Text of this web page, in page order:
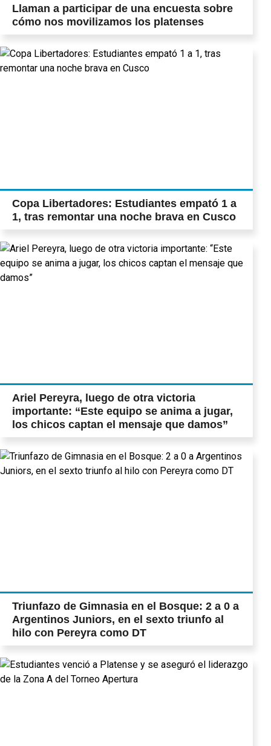
Llaman a participar de una encuesta sobre
cómo nos movilizamos los platenses
Copa Libertadores: Estudiantes empató 1 a
1, tras remontar una noche brava en Cusco
Ariel Pereyra, luego de otra victoria
importante: “Este equipo se anima a jugar,
los chicos captan el mensaje que damos”
Triunfazo de Gimnasia en el Bosque: 2 a 0 a
Argentinos Juniors, en el sexto triunfo al
hilo con Pereyra como DT